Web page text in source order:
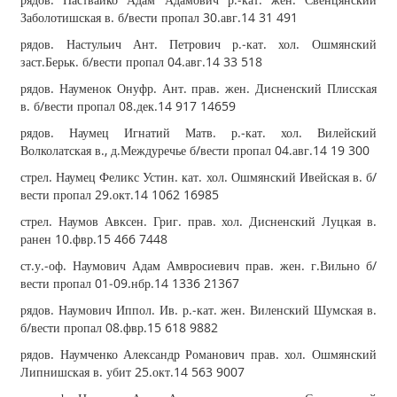
Заболотишская в. б/вести пропал 30.авг.14 31 491
рядов. Настульич Ант. Петрович р.‐кат. хол. Ошмянский
заст.Берьк. б/вести пропал 04.авг.14 33 518
рядов. Науменок Онуфр. Ант. прав. жен. Дисненский Плисская
в. б/вести пропал 08.дек.14 917 14659
рядов. Наумец Игнатий Матв. р.‐кат. хол. Вилейский
Волколатская в., д.Междуречье б/вести пропал 04.авг.14 19 300
стрел. Наумец Феликс Устин. кат. хол. Ошмянский Ивейская в. б/
вести пропал 29.окт.14 1062 16985
стрел. Наумов Авксен. Григ. прав. хол. Дисненский Луцкая в.
ранен 10.фвр.15 466 7448
ст.у.‐оф. Наумович Адам Амвросиевич прав. жен. г.Вильно б/
вести пропал 01‐09.нбр.14 1336 21367
рядов. Наумович Иппол. Ив. р.‐кат. жен. Виленский Шумская в.
б/вести пропал 08.фвр.15 618 9882
рядов. Наумченко Александр Романович прав. хол. Ошмянский
Липнишская в. убит 25.окт.14 563 9007